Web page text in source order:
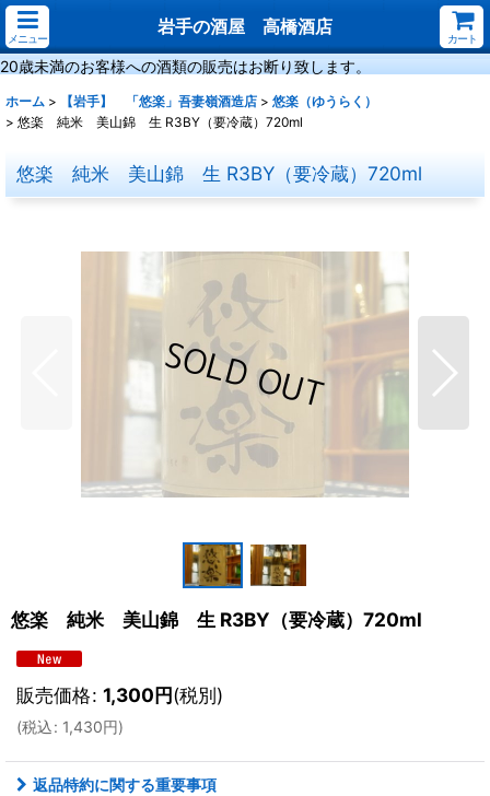
メニュー
岩手の酒屋 高橋酒店
カート
20歳未満のお客様への酒類の販売はお断り致します。
ホーム > 【岩手】 「悠楽」吾妻嶺酒造店 > 悠楽（ゆうらく）
> 悠楽 純米 美山錦 生 R3BY（要冷蔵）720ml
悠楽 純米 美山錦 生 R3BY（要冷蔵）720ml
悠楽 純米 美山錦 生 R3BY（要冷蔵）720ml
販売価格: 1,300円(税別)
(税込: 1,430円)
返品特約に関する重要事項